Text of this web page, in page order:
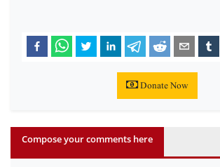
Donate Now
Compose your comments here